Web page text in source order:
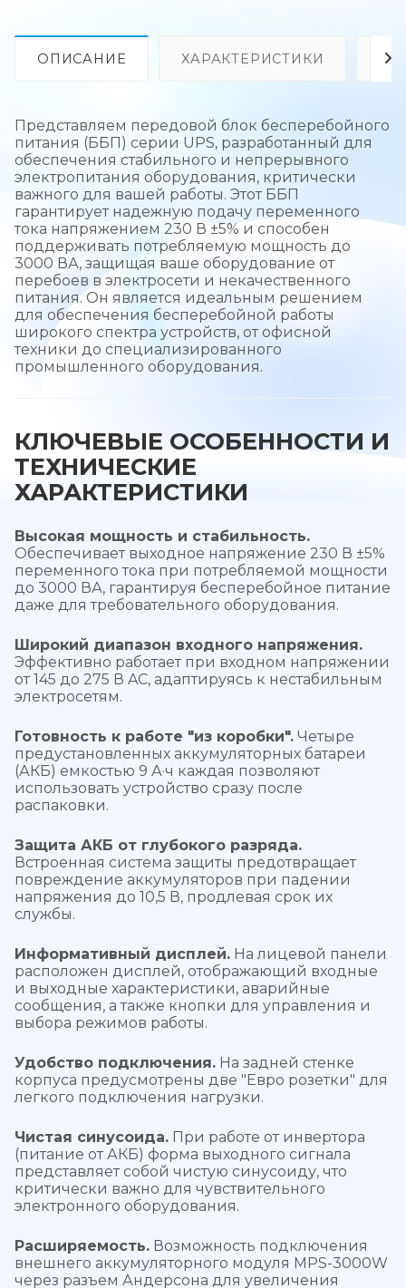
ОПИСАНИЕ ХАРАКТЕРИСТИКИ
Представляем передовой блок бесперебойного
питания (ББП) серии UPS, разработанный для
обеспечения стабильного и непрерывного
электропитания оборудования, критически
важного для вашей работы. Этот ББП
гарантирует надежную подачу переменного
тока напряжением 230 В ±5% и способен
поддерживать потребляемую мощность до
3000 ВА, защищая ваше оборудование от
перебоев в электросети и некачественного
питания. Он является идеальным решением
для обеспечения бесперебойной работы
широкого спектра устройств, от офисной
техники до специализированного
промышленного оборудования.
КЛЮЧЕВЫЕ ОСОБЕННОСТИ И
ТЕХНИЧЕСКИЕ
ХАРАКТЕРИСТИКИ
Высокая мощность и стабильность.
Обеспечивает выходное напряжение 230 В ±5%
переменного тока при потребляемой мощности
до 3000 ВА, гарантируя бесперебойное питание
даже для требовательного оборудования.
Широкий диапазон входного напряжения.
Эффективно работает при входном напряжении
от 145 до 275 В AC, адаптируясь к нестабильным
электросетям.
Готовность к работе "из коробки". Четыре
предустановленных аккумуляторных батареи
(АКБ) емкостью 9 А·ч каждая позволяют
использовать устройство сразу после
распаковки.
Защита АКБ от глубокого разряда.
Встроенная система защиты предотвращает
повреждение аккумуляторов при падении
напряжения до 10,5 В, продлевая срок их
службы.
Информативный дисплей. На лицевой панели
расположен дисплей, отображающий входные
и выходные характеристики, аварийные
сообщения, а также кнопки для управления и
выбора режимов работы.
Удобство подключения. На задней стенке
корпуса предусмотрены две "Евро розетки" для
легкого подключения нагрузки.
Чистая синусоида. При работе от инвертора
(питание от АКБ) форма выходного сигнала
представляет собой чистую синусоиду, что
критически важно для чувствительного
электронного оборудования.
Расширяемость. Возможность подключения
внешнего аккумуляторного модуля MPS-3000W
через разъем Андерсона для увеличения